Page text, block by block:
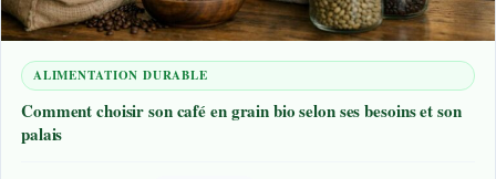
ALIMENTATION DURABLE
Comment choisir son café en grain bio selon ses besoins et son
palais